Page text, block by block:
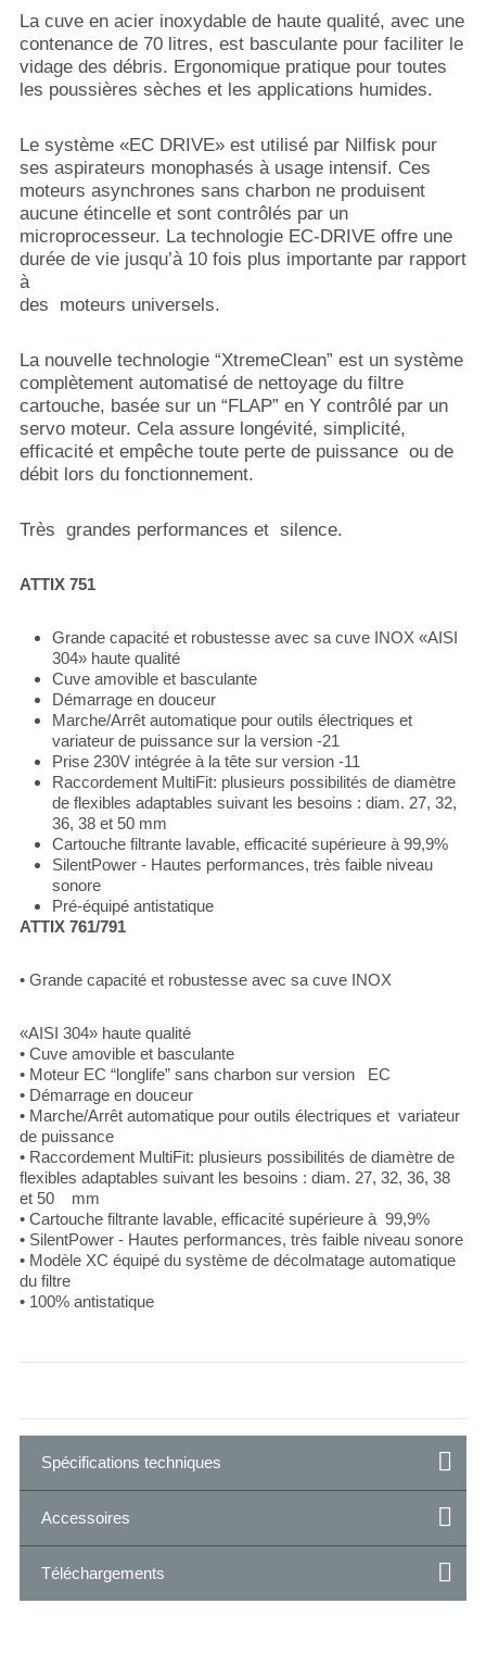
La cuve en acier inoxydable de haute qualité, avec une
contenance de 70 litres, est basculante pour faciliter le
vidage des débris. Ergonomique pratique pour toutes
les poussières sèches et les applications humides.
Le système «EC DRIVE» est utilisé par Nilfisk pour
ses aspirateurs monophasés à usage intensif. Ces
moteurs asynchrones sans charbon ne produisent
aucune étincelle et sont contrôlés par un
microprocesseur. La technologie EC-DRIVE offre une
durée de vie jusqu’à 10 fois plus importante par rapport
à
des moteurs universels.
La nouvelle technologie “XtremeClean” est un système
complètement automatisé de nettoyage du filtre
cartouche, basée sur un “FLAP” en Y contrôlé par un
servo moteur. Cela assure longévité, simplicité,
efficacité et empêche toute perte de puissance ou de
débit lors du fonctionnement.
Très grandes performances et silence.
ATTIX 751
Grande capacité et robustesse avec sa cuve INOX «AISI
304» haute qualité
Cuve amovible et basculante
Démarrage en douceur
Marche/Arrêt automatique pour outils électriques et
variateur de puissance sur la version -21
Prise 230V intégrée à la tête sur version -11
Raccordement MultiFit: plusieurs possibilités de diamètre
de flexibles adaptables suivant les besoins : diam. 27, 32,
36, 38 et 50 mm
Cartouche filtrante lavable, efficacité supérieure à 99,9%
SilentPower - Hautes performances, très faible niveau
sonore
Pré-équipé antistatique
ATTIX 761/791
• Grande capacité et robustesse avec sa cuve INOX
«AISI 304» haute qualité
• Cuve amovible et basculante
• Moteur EC “longlife” sans charbon sur version EC
• Démarrage en douceur
• Marche/Arrêt automatique pour outils électriques et variateur
de puissance
• Raccordement MultiFit: plusieurs possibilités de diamètre de
flexibles adaptables suivant les besoins : diam. 27, 32, 36, 38
et 50 mm
• Cartouche filtrante lavable, efficacité supérieure à 99,9%
• SilentPower - Hautes performances, très faible niveau sonore
• Modèle XC équipé du système de décolmatage automatique
du filtre
• 100% antistatique
Spécifications techniques
Accessoires
Téléchargements